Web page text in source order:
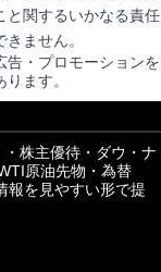
と関するいかなる責任
ません。
告・プロモーションを
ます。
株主優待・ダウ・ナ
原油先物・為替
報を見やすい形で提